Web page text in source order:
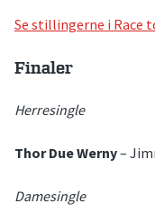
Se stillingerne i Race
Finaler
Herresingle
Thor Due Werny–
Damesingle